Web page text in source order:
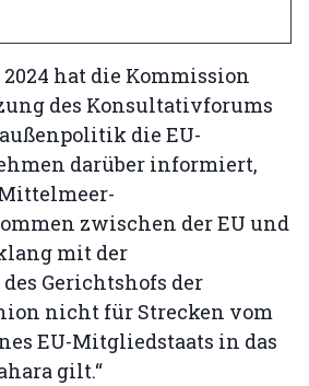
2024 hat die Kommission
des Konsultativforums
die EU-
darüber informiert,
zwischen der EU und
mit der
Gerichtshofs der
nicht für Strecken vom
EU-Mitgliedstaats in das
gilt.“